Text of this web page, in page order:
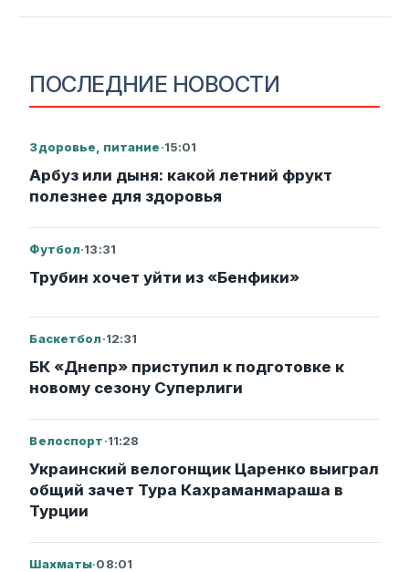
ПОСЛЕДНИЕ НОВОСТИ
Здоровье, питание·15:01
Арбуз или дыня: какой летний фрукт
полезнее для здоровья
Футбол·13:31
Трубин хочет уйти из «Бенфики»
Баскетбол·12:31
БК «Днепр» приступил к подготовке к
новому сезону Суперлиги
Велоспорт·11:28
Украинский велогонщик Царенко выиграл
общий зачет Тура Кахраманмараша в
Турции
Шахматы·08:01